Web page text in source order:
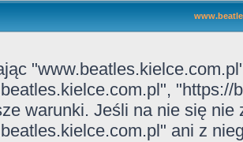
warunki. Jeśli na nie się
ani z